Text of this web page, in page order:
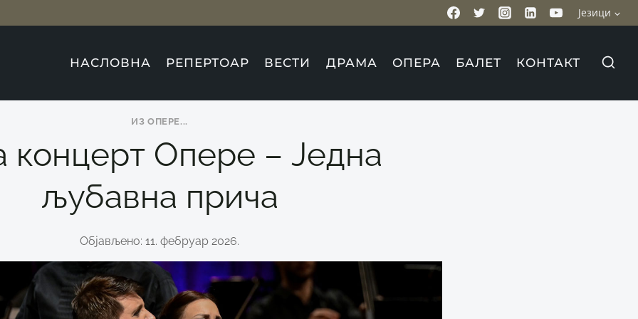
Језици
НАСЛОВНА РЕПЕРТОАР ВЕСТИ ДРАМА ОПЕРА БАЛЕТ КОНТАКТ
ИЗ ОПЕРE...
концерт Опере – Једна
љубавна прича
Објављено: 11. фебруар 2026.